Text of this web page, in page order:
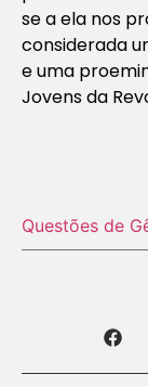
se a ela nos
considerada
e uma
Jovens da
Questões de